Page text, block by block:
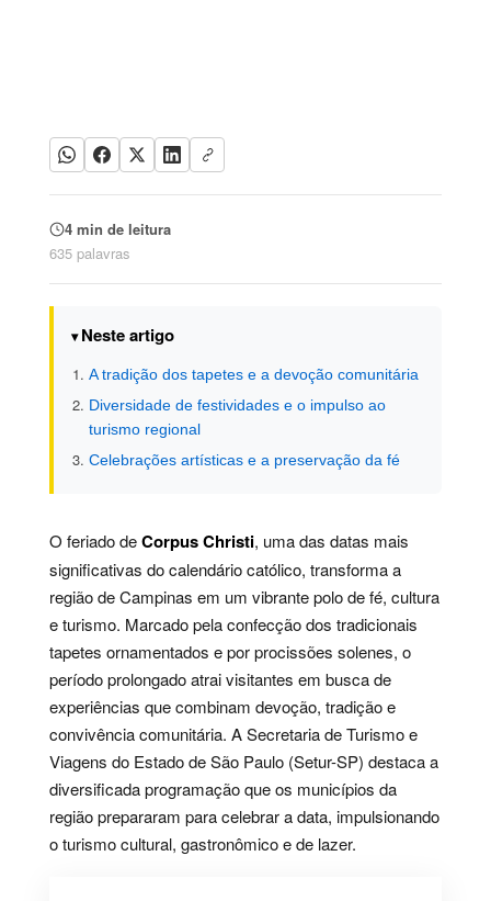
4 min de leitura
635 palavras
Neste artigo
A tradição dos tapetes e a devoção comunitária
Diversidade de festividades e o impulso ao
turismo regional
Celebrações artísticas e a preservação da fé
O feriado deCorpus Christi, uma das datas mais
significativas do calendário católico, transforma a
região de Campinas em um vibrante polo de fé, cultura
e turismo. Marcado pela confecção dos tradicionais
tapetes ornamentados e por procissões solenes, o
período prolongado atrai visitantes em busca de
experiências que combinam devoção, tradição e
convivência comunitária. A Secretaria de Turismo e
Viagens do Estado de São Paulo (Setur-SP) destaca a
diversificada programação que os municípios da
região prepararam para celebrar a data, impulsionando
o turismo cultural, gastronômico e de lazer.